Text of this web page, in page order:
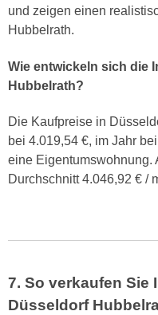
und zeigen einen
Hubbelrath.
Wie entwickeln sich die
Hubbelrath?
Die Kaufpreise in
bei 4.019,54 €, im Jahr
eine Eigentumswohnung.
Durchschnitt 4.046,92 € /
7. So verkaufen Sie
Düsseldorf